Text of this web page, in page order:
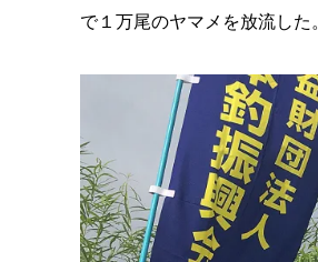
で１万尾のヤマメを放流した。